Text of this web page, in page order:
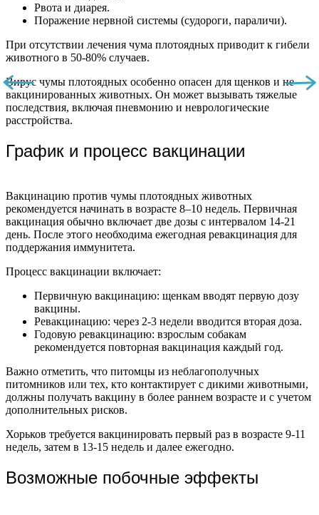
Рвота и диарея.
Поражение нервной системы (судороги, параличи).
При отсутствии лечения чума плотоядных приводит к гибели
животного в 50-80% случаев.
Вирус чумы плотоядных особенно опасен для щенков и не
вакцинированных животных. Он может вызывать тяжелые
последствия, включая пневмонию и неврологические
расстройства.
График и процесс вакцинации
Вакцинацию против чумы плотоядных животных
рекомендуется начинать в возрасте 8–10 недель. Первичная
вакцинация обычно включает две дозы с интервалом 14-21
день. После этого необходима ежегодная ревакцинация для
поддержания иммунитета.
Процесс вакцинации включает:
Первичную вакцинацию: щенкам вводят первую дозу
вакцины.
Ревакцинацию: через 2-3 недели вводится вторая доза.
Годовую ревакцинацию: взрослым собакам
рекомендуется повторная вакцинация каждый год.
Важно отметить, что питомцы из неблагополучных
питомников или тех, кто контактирует с дикими животными,
должны получать вакцину в более раннем возрасте и с учетом
дополнительных рисков.
Хорьков требуется вакцинировать первый раз в возрасте 9-11
недель, затем в 13-15 недель и далее ежегодно.
Возможные побочные эффекты